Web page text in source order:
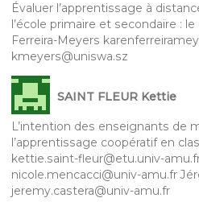
Évaluer l’apprentissage à
l’école primaire et secondaire :
Ferreira-Meyers
kmeyers@uniswa.sz
SAINT FLEUR Kettie
L’intention des enseignants de
l’apprentissage coopératif en
kettie.saint-fleur@etu.univ-
nicole.mencacci@univ-amu.fr
jeremy.castera@univ-amu.fr